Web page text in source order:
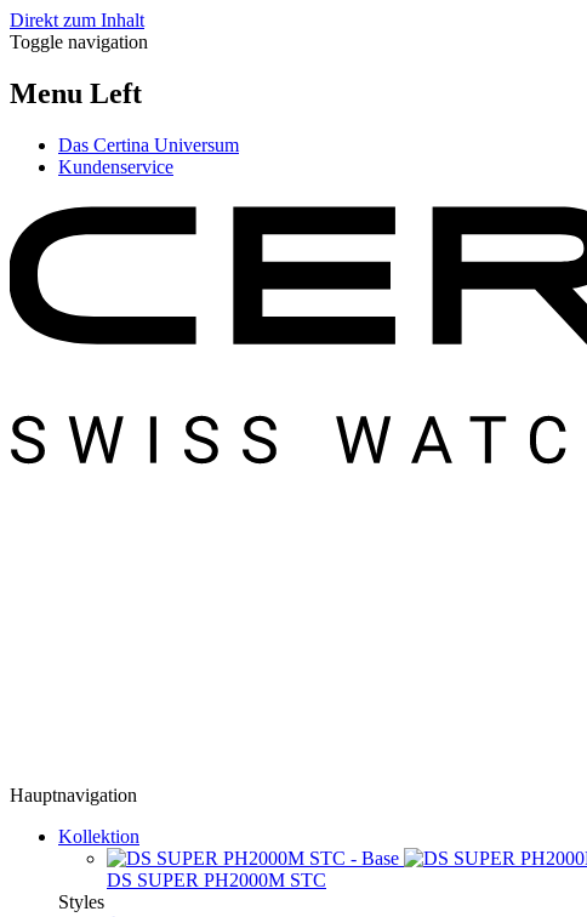
Direkt zum Inhalt
Toggle navigation
Menu Left
Das Certina Universum
Kundenservice
Hauptnavigation
Kollektion
DS SUPER PH2000M STC
Styles